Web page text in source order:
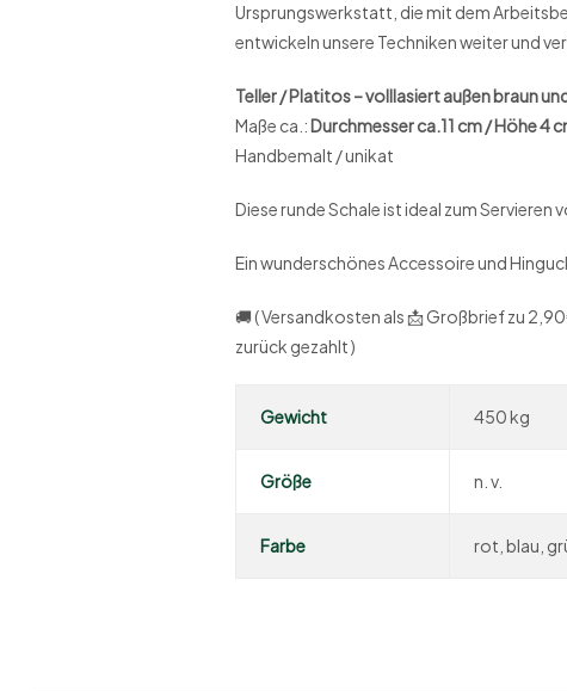
Ursprungswerkstatt, die mit dem
entwickeln unsere Techniken weiter und
Teller / Platitos – volllasiert außen braun
Maße ca.:Durchmesser ca.11 cm / Höhe 4
Handbemalt / unikat
Diese runde Schale ist ideal zum
Ein wunderschönes Accessoire und
🚚 ( Versandkosten als 📩 Großbrief zu
zurück gezahlt )
Gewicht 450 kg
Größe n. v.
Farbe rot, blau,